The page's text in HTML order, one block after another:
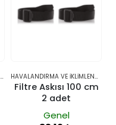
HAVALANDIRMA VE İKLIMLENDIRME
Filtre Askısı 100 cm
2 adet
Genel